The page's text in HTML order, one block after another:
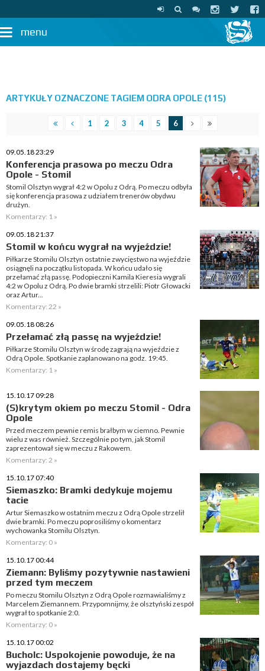
menu
ARTYKUŁY OZNACZONE TAGIEM ODRA OPOLE (115)
1 2 3 4 5 6
09.05.18 23:29
Konferencja prasowa po meczu Odra
Opole - Stomil
Stomil Olsztyn wygrał 4:2 w Opolu z Odrą. Po meczu odbyła
się konferencja prasowa z udziałem trenerów obydwu
drużyn.
Komentarzy: 1 »
09.05.18 21:37
Stomil w końcu wygrał na wyjeździe!
Piłkarze Stomilu Olsztyn ostatnie zwycięstwo na wyjeździe
osiągnęli na początku listopada. W końcu udało się
przełamać złą passę. Podopieczni Kamila Kieresia wygrali
4:2 w Opolu z Odrą. Po dwie bramki strzelili: Piotr Głowacki
oraz Artur...
Komentarzy: 22 »
09.05.18 08:26
Przełamać złą passę na wyjeździe!
Piłkarze Stomilu Olsztyn w środę zagrają na wyjeździe z
Odrą Opole. Spotkanie zaplanowano na godz. 19:45.
Komentarzy: 1 »
15.10.17 09:28
(S)krytym okiem po meczu Stomil - Odra
Opole
Przed meczem pewnie remis brałbym w ciemno. Pewnie
wielu z was również. Szczególnie po tym, jak Stomil
zaprezentował się w meczu z Rakowem.
Komentarzy: 2 »
15.10.17 07:40
Siemaszko: Bramki dedykuje mojemu
tacie
Artur Siemaszko w ostatnim meczu z Odrą Opole strzelił
dwie bramki. Po meczu poprosiliśmy o komentarz
wychowanka Stomilu Olsztyn.
Komentarzy: 0 »
15.10.17 00:44
Ziemann: Byliśmy pozytywnie nastawieni
przed tym meczem
Po meczu Stomilu Olsztyn z Odrą Opole rozmawialiśmy z
Marcelem Ziemannem. Przypomnijmy, że olsztyński zespół
wygrał to spotkanie 2:0.
Komentarzy: 0 »
15.10.17 00:02
Bucholc: Uspokojenie powoduje, że na
wyjazdach dostajemy bęcki